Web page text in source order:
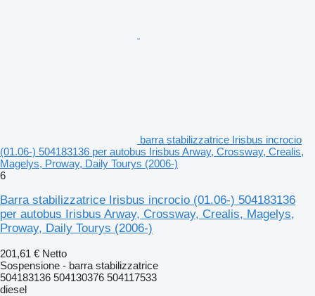
barra stabilizzatrice Irisbus incrocio
(01.06-) 504183136 per autobus Irisbus Arway, Crossway, Crealis,
Magelys, Proway, Daily Tourys (2006-)
6
Barra stabilizzatrice Irisbus incrocio (01.06-) 504183136
per autobus Irisbus Arway, Crossway, Crealis, Magelys,
Proway, Daily Tourys (2006-)
201,61 € Netto
Sospensione - barra stabilizzatrice
504183136 504130376 504117533
diesel